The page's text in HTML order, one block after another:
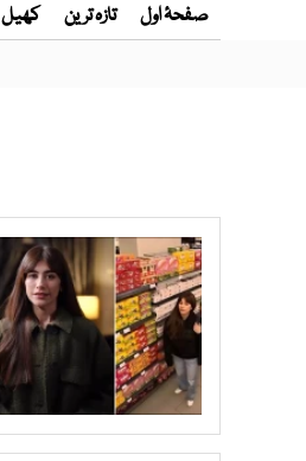
صفحۂ اول تازہ ترین کھیل